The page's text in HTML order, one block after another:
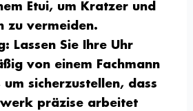
Etui, um Kratzer und
zu vermeiden.
: Lassen Sie Ihre Uhr
von einem Fachmann
sicherzustellen, dass
präzise arbeitet